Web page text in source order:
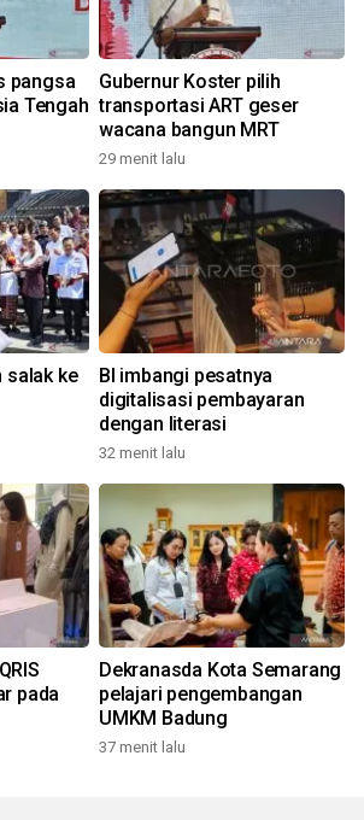
pangsa
Tengah
Gubernur Koster pilih
transportasi ART geser
wacana bangun MRT
29 menit lalu
salak ke
BI imbangi pesatnya
digitalisasi pembayaran
dengan literasi
32 menit lalu
pada
Dekranasda Kota Semarang
pelajari pengembangan
UMKM Badung
37 menit lalu